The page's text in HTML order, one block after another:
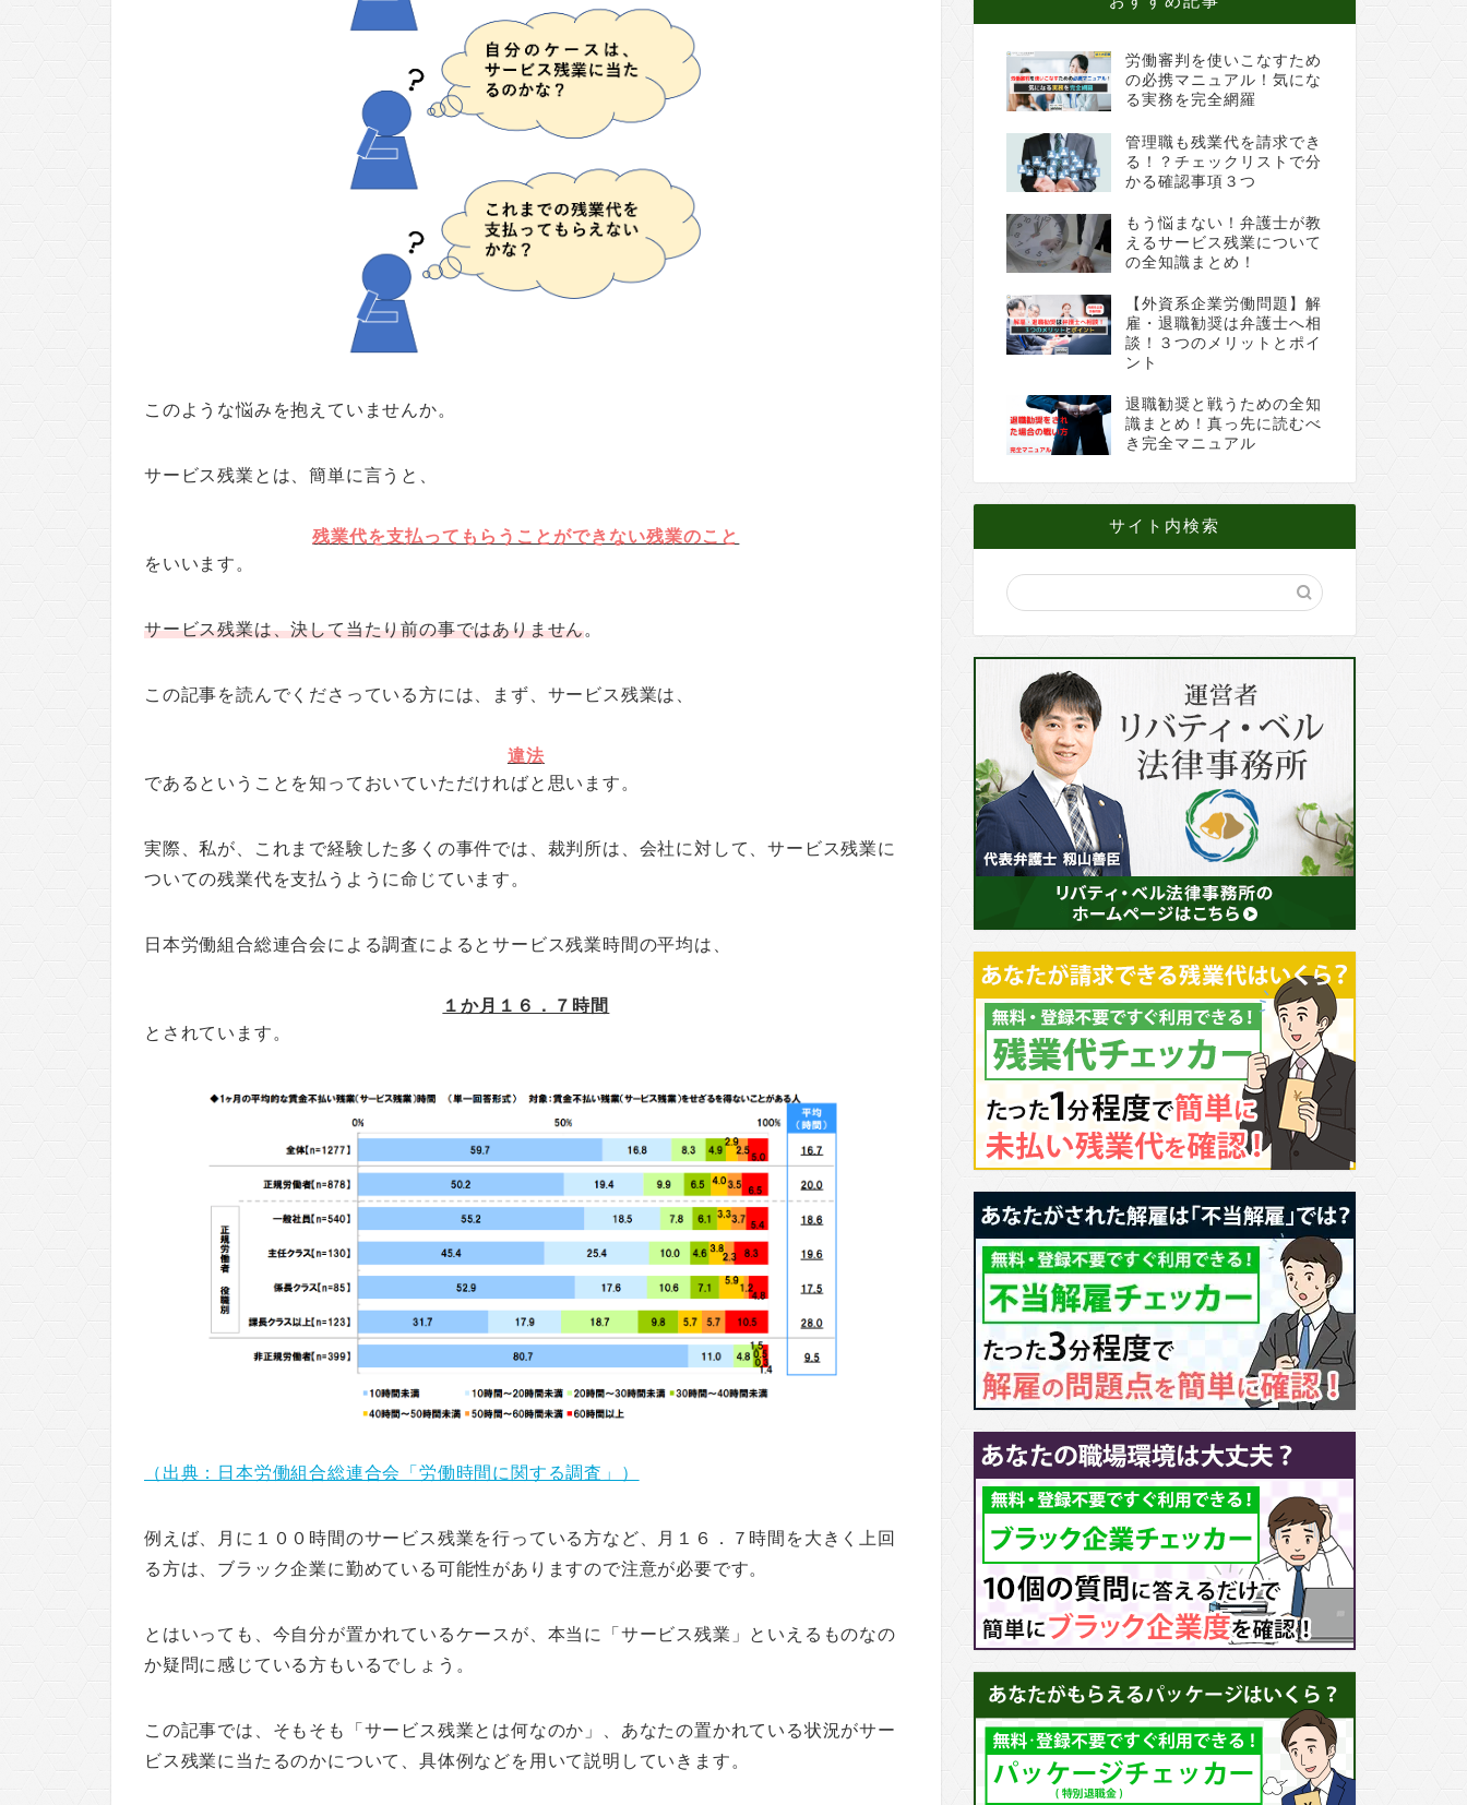
このような悩みを抱えていませんか。
サービス残業とは、簡単に言うと、
残業代を支払ってもらうことができない残業のこと
をいいます。
サービス残業は、決して当たり前の事ではありません。
この記事を読んでくださっている方には、まず、サービス残業は、
違法
であるということを知っておいていただければと思います。
実際、私が、これまで経験した多くの事件では、裁判所は、会社に対して、サービス残業に
ついての残業代を支払うように命じています。
日本労働組合総連合会による調査によるとサービス残業時間の平均は、
１か月１６．７時間
とされています。
（出典：日本労働組合総連合会「労働時間に関する調査」）
例えば、月に１００時間のサービス残業を行っている方など、月１６．７時間を大きく上回
る方は、ブラック企業に勤めている可能性がありますので注意が必要です。
とはいっても、今自分が置かれているケースが、本当に「サービス残業」といえるものなの
か疑問に感じている方もいるでしょう。
この記事では、そもそも「サービス残業とは何なのか」、あなたの置かれている状況がサー
ビス残業に当たるのかについて、具体例などを用いて説明していきます。
労働審判を使いこなすため
の必携マニュアル！気にな
る実務を完全網羅
管理職も残業代を請求でき
る！？チェックリストで分
かる確認事項３つ
もう悩まない！弁護士が教
えるサービス残業について
の全知識まとめ！
【外資系企業労働問題】解
雇・退職勧奨は弁護士へ相
談！３つのメリットとポイ
ント
退職勧奨と戦うための全知
識まとめ！真っ先に読むべ
き完全マニュアル
サイト内検索